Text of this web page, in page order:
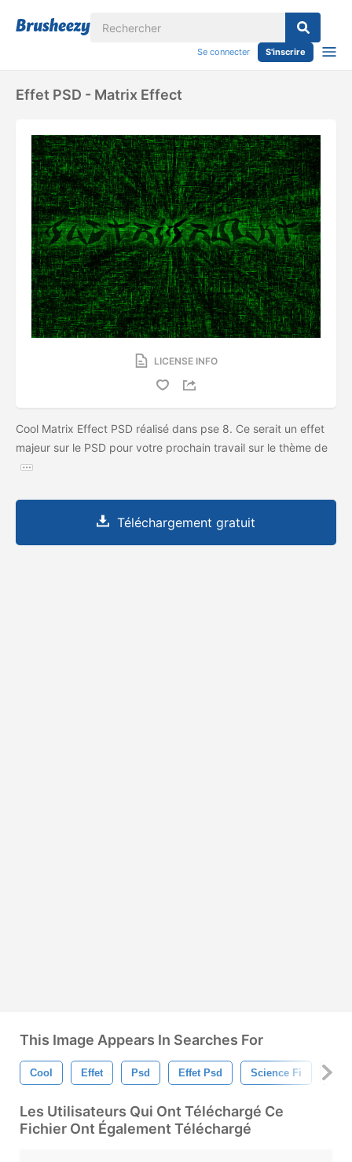
Se connecter S'inscrire
Effet PSD - Matrix Effect
LICENSE INFO
Cool Matrix Effect PSD réalisé dans pse 8. Ce serait un effet
majeur sur le PSD pour votre prochain travail sur le thème de
Téléchargement gratuit
This Image Appears In Searches For
Cool Effet Psd Effet Psd Science Fi
Les Utilisateurs Qui Ont Téléchargé Ce
Fichier Ont Également Téléchargé